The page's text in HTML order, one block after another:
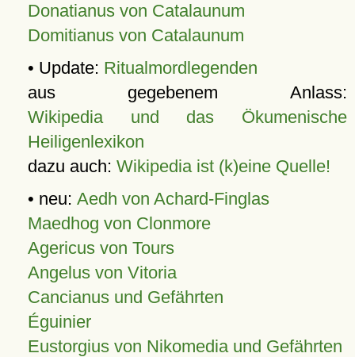
Donatianus von Catalaunum
Domitianus von Catalaunum
• Update: Ritualmordlegenden
aus gegebenem Anlass:
Wikipedia und das Ökumenische
Heiligenlexikon
dazu auch: Wikipedia ist (k)eine Quelle!
• neu: Aedh von Achard-Finglas
Maedhog von Clonmore
Agericus von Tours
Angelus von Vitoria
Cancianus und Gefährten
Éguinier
Eustorgius von Nikomedia und Gefährten